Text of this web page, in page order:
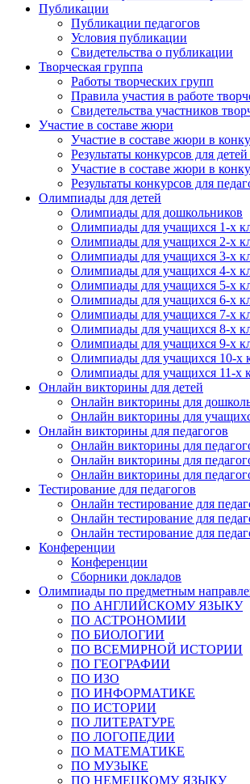
Публикации
Публикации педагогов
Условия публикации
Свидетельства о публикации
Творческая группа
Работы творческих групп
Правила участия в работе
Свидетельства участников
Участие в составе жюри
Участие в составе жюри в
Результаты конкурсов для
Участие в составе жюри в
Результаты конкурсов для
Олимпиады для детей
Олимпиады для дошкольников
Олимпиады для учащихся 1-х
Олимпиады для учащихся 2-х
Олимпиады для учащихся 3-х
Олимпиады для учащихся 4-х
Олимпиады для учащихся 5-х
Олимпиады для учащихся 6-х
Олимпиады для учащихся 7-х
Олимпиады для учащихся 8-х
Олимпиады для учащихся 9-х
Олимпиады для учащихся 10-х
Олимпиады для учащихся 11-х
Онлайн викторины для детей
Онлайн викторины для
Онлайн викторины для
Онлайн викторины для педагогов
Онлайн викторины для
Онлайн викторины для
Онлайн викторины для
Тестирование для педагогов
Онлайн тестирование для
Онлайн тестирование для
Онлайн тестирование для
Конференции
Конференции
Сборники докладов
Олимпиады по предметным
ПО АНГЛИЙСКОМУ ЯЗЫКУ
ПО АСТРОНОМИИ
ПО БИОЛОГИИ
ПО ВСЕМИРНОЙ ИСТОРИИ
ПО ГЕОГРАФИИ
ПО ИЗО
ПО ИНФОРМАТИКЕ
ПО ИСТОРИИ
ПО ЛИТЕРАТУРЕ
ПО ЛОГОПЕДИИ
ПО МАТЕМАТИКЕ
ПО МУЗЫКЕ
ПО НЕМЕЦКОМУ ЯЗЫКУ